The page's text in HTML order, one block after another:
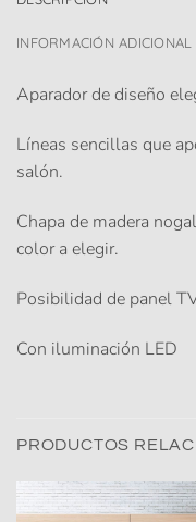
INFORMACIÓN ADICIONAL
Aparador de diseño
Líneas sencillas que
salón.
Chapa de madera
color a elegir.
Posibilidad de panel
Con iluminación LED
PRODUCTOS